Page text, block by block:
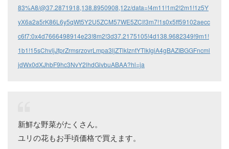
83%A8/@37.2871918,138.8950908,12z/data=!4m11!1m2!2m1!1z5Y
yX6a2a5rK86L6y5qWt5Y2U5ZCM57WE5ZCI!3m7!1s0x5ff59102aecc
c6f7:0x4d7666498914e23!8m2!3d37.2175105!4d138.9682349!9m1!
1b1!15sChvljJfprZrmsrzovrLmpa3ljZTlkIzntYTlkIgiA4gBAZIBGGFncml
jdWx0dXJhbF9hc3NvY2lhdGlvbuABAA?hl=ja
新鮮な野菜がたくさん。
ユリの花もお手頃価格で買えます。